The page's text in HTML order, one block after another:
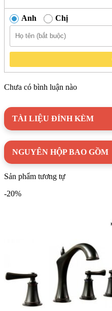
Anh Chị
Chưa có bình luận nào
TÀI LIỆU ĐÍNH KÈM
NGUYÊN HỘP BAO GỒM
Sản phẩm tương tự
-20%